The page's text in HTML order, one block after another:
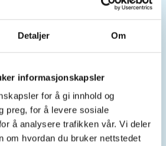
Detaljer Om
informasjonskapsler
for å gi innhold og
preg, for å levere sosiale
å analysere trafikken vår. Vi deler
om hvordan du bruker nettstedet
vekt på aktiviteter for barn og
til lørdag og stiller med